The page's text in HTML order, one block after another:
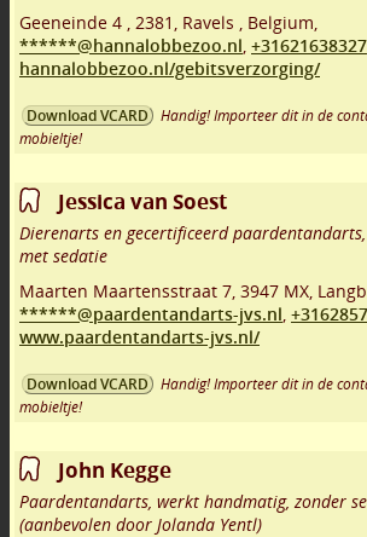
Geeneinde 4
2381 Ravels
Belgium,
******@hannalobbezoo.nl +31621638327
hannalobbezoo.nl/gebitsverzorging/
Download VCARD
Handig! Importeer dit in de
mobieltje!
Jessica van Soest
Dierenarts en gecertificeerd
met sedatie
Maarten Maartensstraat 7 3947 MX
******@paardentandarts-jvs.nl
www.paardentandarts-jvs.nl/
Download VCARD
Handig! Importeer dit in de
mobieltje!
John Kegge
Paardentandarts, werkt handmatig, zonder
(aanbevolen door Jolanda Yentl)